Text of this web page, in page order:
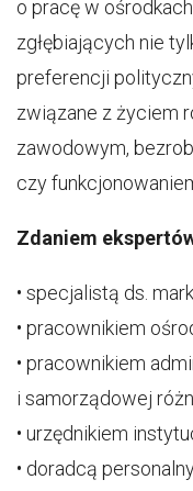
o pracę w
zgłębiających nie
preferencji
związane z życiem
zawodowym,
czy
Zdaniem
• specjalistą ds.
• pracownikiem
• pracownikiem
i samorządowej
• urzędnikiem
• doradcą